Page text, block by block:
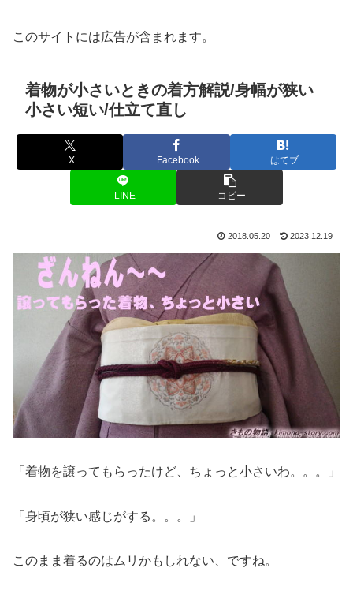
このサイトには広告が含まれます。
着物が小さいときの着方解説/身幅が狭い
小さい短い/仕立て直し
X Facebook はてブ
LINE コピー
2018.05.20 2023.12.19
「着物を譲ってもらったけど、ちょっと小さいわ。。。」
「身頃が狭い感じがする。。。」
このまま着るのはムリかもしれない、ですね。